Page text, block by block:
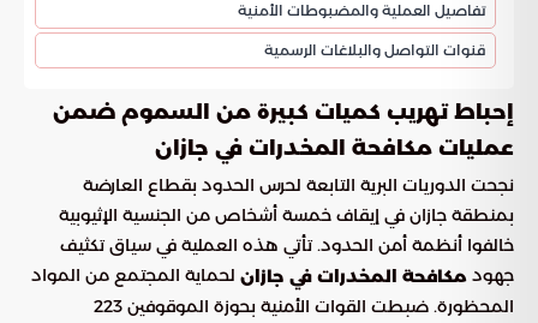
تفاصيل العملية والمضبوطات الأمنية
قنوات التواصل والبلاغات الرسمية
إحباط تهريب كميات كبيرة من السموم ضمن
عمليات مكافحة المخدرات في جازان
نجحت الدوريات البرية التابعة لحرس الحدود بقطاع العارضة
بمنطقة جازان في إيقاف خمسة أشخاص من الجنسية الإثيوبية
خالفوا أنظمة أمن الحدود. تأتي هذه العملية في سياق تكثيف
جهود مكافحة المخدرات في جازان لحماية المجتمع من المواد
المحظورة. ضبطت القوات الأمنية بحوزة الموقوفين 223